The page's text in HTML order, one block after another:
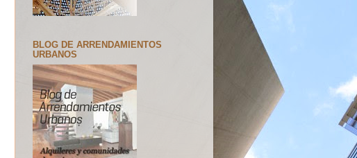
BLOG DE ARRENDAMIENTOS
URBANOS